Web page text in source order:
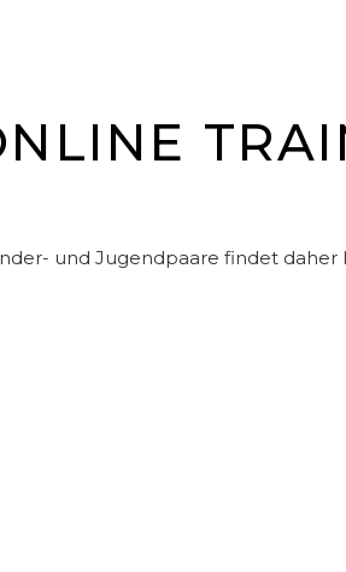
und Jugendpaare findet daher